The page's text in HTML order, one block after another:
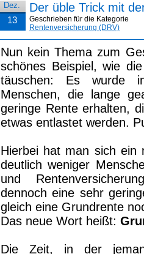
Dez.
13
Der üble Trick mit
Geschrieben für die Kategorie
Rentenversicherung (DRV)
Nun kein Thema zum
schönes Beispiel, wie
täuschen: Es wurde
Menschen, die lange
geringe Rente erhalten,
etwas entlastet werden.
Hierbei hat man sich ein
deutlich weniger
und
dennoch eine sehr
gleich eine Grundrente
Das neue Wort heißt:
Die Zeit, in der